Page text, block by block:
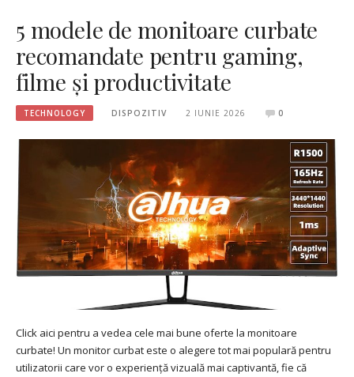
5 modele de monitoare curbate
recomandate pentru gaming,
filme și productivitate
TECHNOLOGY DISPOZITIV 2 IUNIE 2026 0
Click aici pentru a vedea cele mai bune oferte la monitoare
curbate! Un monitor curbat este o alegere tot mai populară pentru
utilizatorii care vor o experiență vizuală mai captivantă, fie că